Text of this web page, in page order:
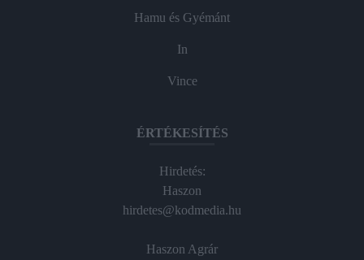
Hamu és Gyémánt
In
Vince
ÉRTÉKESÍTÉS
Hirdetés:
Haszon
hirdetes@kodmedia.hu
Haszon Agrár